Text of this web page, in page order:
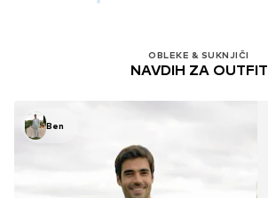
OBLEKE & SUKNJIČI
NAVDIH ZA OUTFIT
Ben